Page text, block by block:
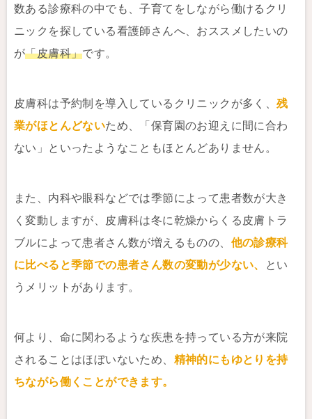
数ある診療科の中でも、子育てをしながら働けるクリ
ニックを探している看護師さんへ、おススメしたいの
が「皮膚科」です。
皮膚科は予約制を導入しているクリニックが多く、残
業がほとんどないため、「保育園のお迎えに間に合わ
ない」といったようなこともほとんどありません。
また、内科や眼科などでは季節によって患者数が大き
く変動しますが、皮膚科は冬に乾燥からくる皮膚トラ
ブルによって患者さん数が増えるものの、 他の診療科
に比べると季節での患者さん数の変動が少ない、
とい
うメリットがあります。
何より、命に関わるような疾患を持っている方が来院
されることはほぼいないため、 精神的にもゆとりを持
ちながら働くことができます。